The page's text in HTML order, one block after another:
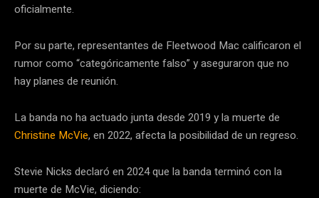
oficialmente.
Por su parte, representantes de Fleetwood Mac calificaron el
rumor como “categóricamente falso” y aseguraron que no
hay planes de reunión.
La banda no ha actuado junta desde 2019 y la muerte de
Christine McVie, en 2022, afecta la posibilidad de un regreso.
Stevie Nicks declaró en 2024 que la banda terminó con la
muerte de McVie, diciendo: